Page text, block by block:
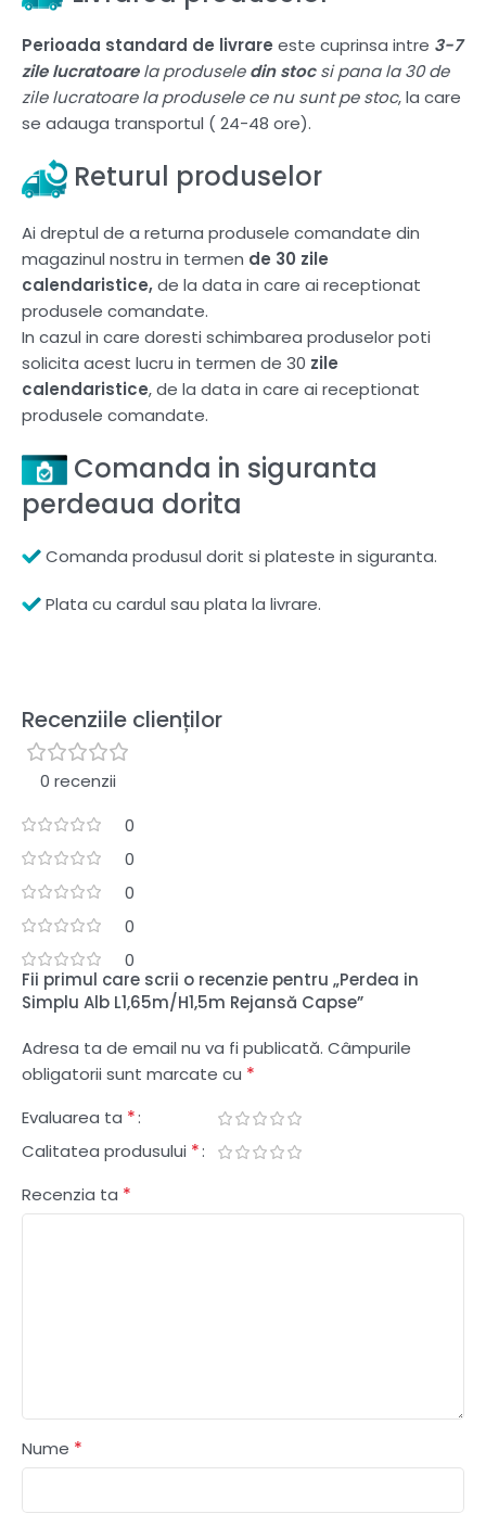
Perioada standard de livrare este cuprinsa intre 3-7
zile lucratoarela produseledin stocsi pana la 30 de
zile lucratoare la produsele ce nu sunt pe stoc, la care
se adauga transportul ( 24-48 ore).
Returul produselor
Ai dreptul de a returna produsele comandate din
magazinul nostru in termen de 30 zile
calendaristice,de la data in care ai receptionat
produsele comandate.
In cazul in care doresti schimbarea produselor poti
solicita acest lucru in termen de 30 zile
calendaristice, de la data in care ai receptionat
produsele comandate.
Comanda in siguranta
perdeaua dorita
Comanda produsul dorit si plateste in siguranta.
Plata cu cardul sau plata la livrare.
Recenziile clienților
0 recenzii
0
0
0
0
0
Fii primul care scrii o recenzie pentru „Perdea in
Simplu Alb L1,65m/H1,5m Rejansă Capse”
Adresa ta de email nu va fi publicată. Câmpurile
obligatorii sunt marcate cu *
Evaluarea ta *
Calitatea produsului *
Recenzia ta *
Nume *